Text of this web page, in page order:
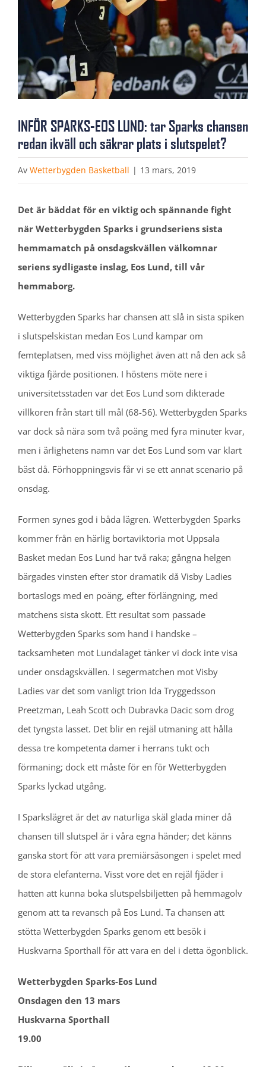
INFÖR SPARKS-EOS LUND: tar Sparks chansen
redan ikväll och säkrar plats i slutspelet?
Av Wetterbygden Basketball | 13 mars, 2019
Det är bäddat för en viktig och spännande fight
när Wetterbygden Sparks i grundseriens sista
hemmamatch på onsdagskvällen välkomnar
seriens sydligaste inslag, Eos Lund, till vår
hemmaborg.
Wetterbygden Sparks har chansen att slå in sista spiken
i slutspelskistan medan Eos Lund kampar om
femteplatsen, med viss möjlighet även att nå den ack så
viktiga fjärde positionen. I höstens möte nere i
universitetsstaden var det Eos Lund som dikterade
villkoren från start till mål (68-56). Wetterbygden Sparks
var dock så nära som två poäng med fyra minuter kvar,
men i ärlighetens namn var det Eos Lund som var klart
bäst då. Förhoppningsvis får vi se ett annat scenario på
onsdag.
Formen synes god i båda lägren. Wetterbygden Sparks
kommer från en härlig bortaviktoria mot Uppsala
Basket medan Eos Lund har två raka; gångna helgen
bärgades vinsten efter stor dramatik då Visby Ladies
bortaslogs med en poäng, efter förlängning, med
matchens sista skott. Ett resultat som passade
Wetterbygden Sparks som hand i handske –
tacksamheten mot Lundalaget tänker vi dock inte visa
under onsdagskvällen. I segermatchen mot Visby
Ladies var det som vanligt trion Ida Tryggedsson
Preetzman, Leah Scott och Dubravka Dacic som drog
det tyngsta lasset. Det blir en rejäl utmaning att hålla
dessa tre kompetenta damer i herrans tukt och
förmaning; dock ett måste för en för Wetterbygden
Sparks lyckad utgång.
I Sparkslägret är det av naturliga skäl glada miner då
chansen till slutspel är i våra egna händer; det känns
ganska stort för att vara premiärsäsongen i spelet med
de stora elefanterna. Visst vore det en rejäl fjäder i
hatten att kunna boka slutspelsbiljetten på hemmagolv
genom att ta revansch på Eos Lund. Ta chansen att
stötta Wetterbygden Sparks genom ett besök i
Huskvarna Sporthall för att vara en del i detta ögonblick.
Wetterbygden Sparks-Eos Lund
Onsdagen den 13 mars
Huskvarna Sporthall
19.00